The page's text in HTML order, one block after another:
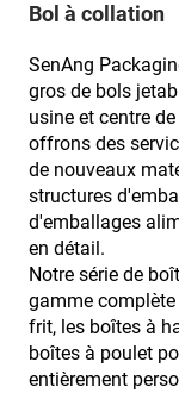
Bol à collation
SenAng
gros de bols
usine et centre
offrons des
de nouveaux
structures
d'emballages
en détail.
Notre série de
gamme
frit, les boîtes à
boîtes à poulet
entièrement